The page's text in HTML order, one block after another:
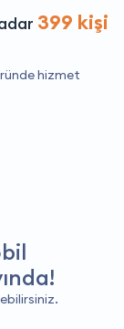
399 kişi
hizmet